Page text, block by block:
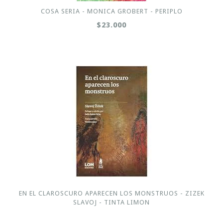
COSA SERIA - MONICA GROBERT - PERIPLO
$23.000
EN EL CLAROSCURO APARECEN LOS MONSTRUOS - ZIZEK
SLAVOJ - TINTA LIMON